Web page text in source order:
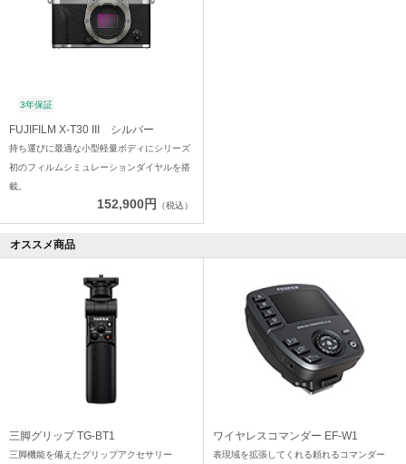
3年保証
FUJIFILM X-T30 III シルバー
持ち運びに最適な小型軽量ボディにシリーズ
初のフィルムシミュレーションダイヤルを搭
載。
152,900円 （税込）
オススメ商品
三脚グリップ TG-BT1
三脚機能を備えたグリップアクセサリー
ワイヤレスコマンダー EF-W1
表現域を拡張してくれる頼れるコマンダー